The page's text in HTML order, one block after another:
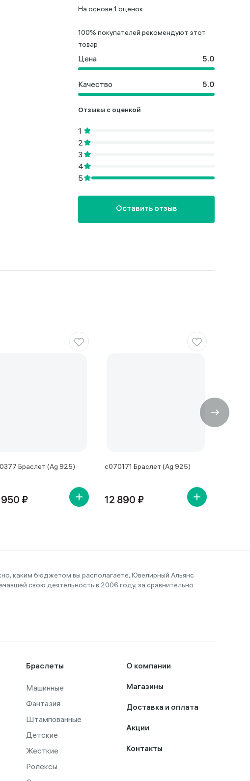
На основе 1 оценок
100% покупателей рекомендуют этот
товар
Цена
Качество
Отзывы с оценкой
Оставить отзыв
Браслет (Ag 925)
₽
с070171 Браслет (Ag 925)
12 890 ₽
каким бюджетом вы располагаете, Ювелирный Альянс
свою деятельность в 2006 году, за сравнительно
Браслеты
Машинные
Фантазия
Штампованные
Детские
Жесткие
Ролексы
О компании
Магазины
Доставка и оплата
Акции
Контакты